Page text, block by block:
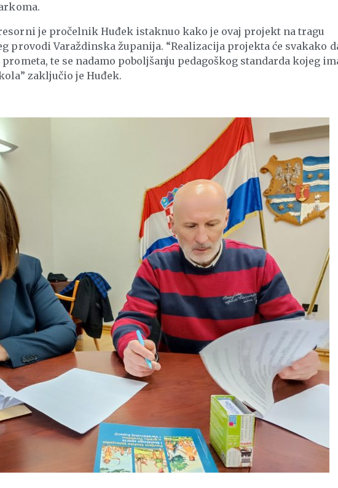
je pročelnik Huđek istaknuo kako je ovaj projekt na tragu
provodi Varaždinska županija. “Realizacija projekta će svakako
te se nadamo poboljšanju pedagoškog standarda kojeg
zaključio je Huđek.